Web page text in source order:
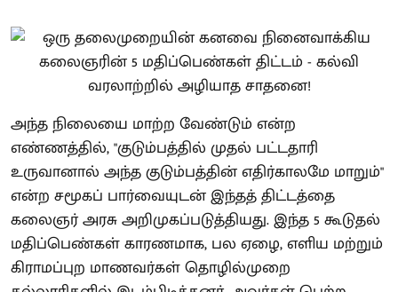
அந்த நிலையை மாற்ற வேண்டும் என்ற
எண்ணத்தில், "குடும்பத்தில் முதல் பட்டதாரி
உருவானால் அந்த குடும்பத்தின் எதிர்காலமே மாறும்"
என்ற சமூகப் பார்வையுடன் இந்தத் திட்டத்தை
கலைஞர் அரசு அறிமுகப்படுத்தியது. இந்த 5 கூடுதல்
மதிப்பெண்கள் காரணமாக, பல ஏழை, எளிய மற்றும்
கிராமப்புற மாணவர்கள் தொழில்முறை